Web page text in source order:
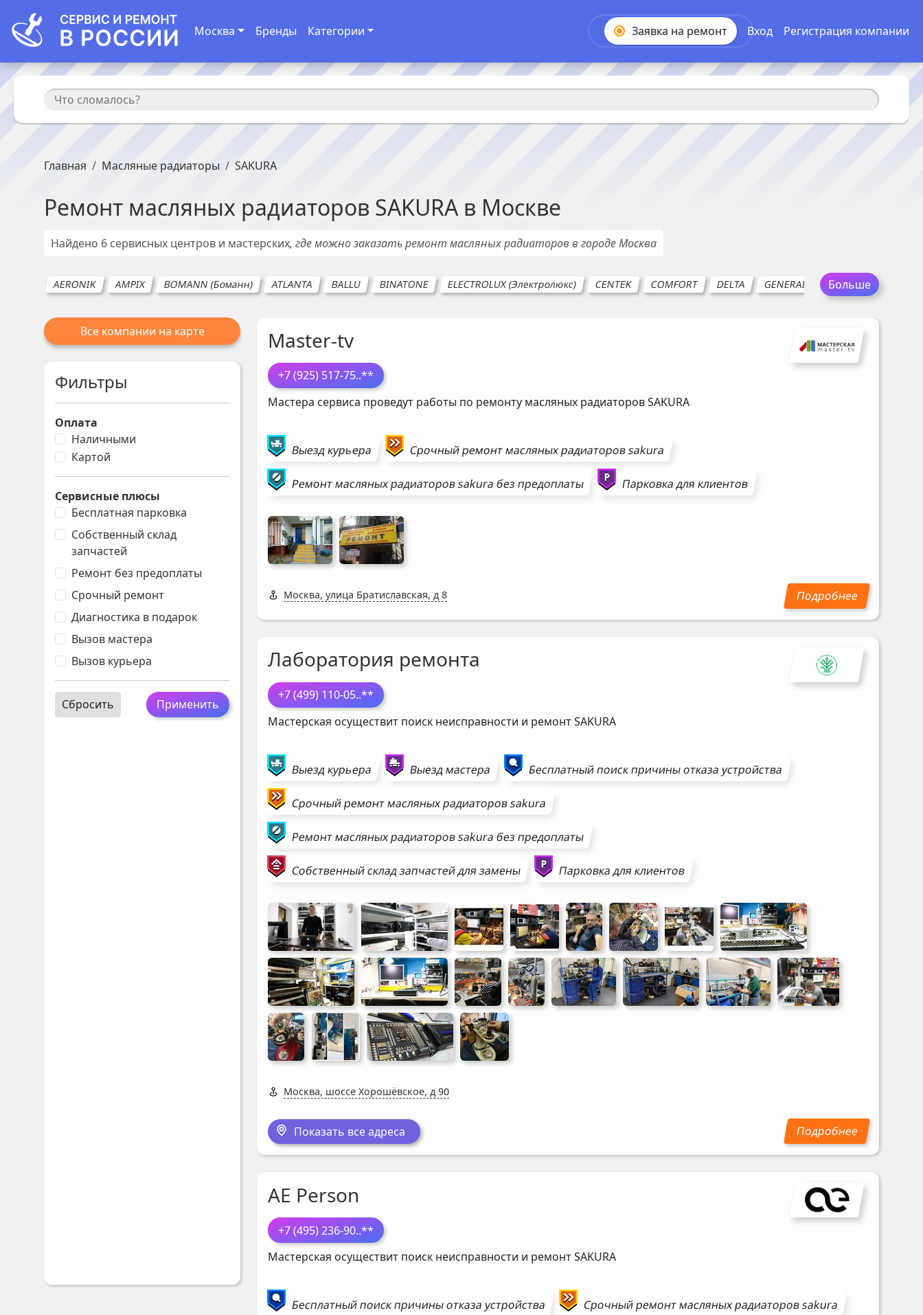
Москва Бренды Категории Заявка на ремонт Вход Регистрация компании
Главная Масляные радиаторы SAKURA
Ремонт масляных радиаторов SAKURAв Москве
Найдено 6 сервисных центров и мастерских, где можно заказать ремонт масляных радиаторов в городеМосква
AERONIK AMPIX BOMANN (Боманн) ATLANTA BALLU BINATONE ELECTROLUX (Электролюкс) CENTEK COMFORT DELTA GENERAL CLIMATE IRIT
Больше
Все компании на карте
Фильтры
Оплата
Наличными
Картой
Сервисные плюсы
Бесплатная парковка
Собственный склад
запчастей
Ремонт без предоплаты
Срочный ремонт
Диагностика в подарок
Вызов мастера
Вызов курьера
Применить
Сбросить
Master-tv
+7 (925) 517-75..**
Мастера сервиса проведут работы по ремонту масляных радиаторовSAKURA
Выезд курьера Срочный ремонтмасляных радиаторовsakura
Ремонтмасляных радиаторовsakuraбез предоплаты Парковка для клиентов
Москва, улица Братиславская, д 8
Лаборатория ремонта
+7 (499) 110-05..**
Мастерская осуществит поиск неисправности и ремонтSAKURA
Выезд курьера Выезд мастера Бесплатный поиск причины отказа устройства
Срочный ремонтмасляных радиаторовsakura
Ремонтмасляных радиаторовsakuraбез предоплаты
Собственный склад запчастей для замены Парковка для клиентов
Москва, шоссе Хорошёвское, д 90
Показать все адреса
AE Person
+7 (495) 236-90..**
Мастерская осуществит поиск неисправности и ремонтSAKURA
Бесплатный поиск причины отказа устройства Срочный ремонтмасляных радиаторовsakura